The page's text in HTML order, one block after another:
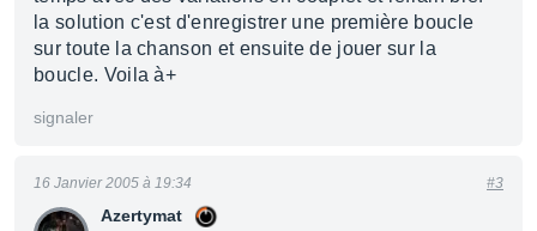
la solution c'est d'enregistrer une première boucle
sur toute la chanson et ensuite de jouer sur la
boucle. Voila à+
signaler
Azertymat
16 Janvier 2005 à 19:34 #3